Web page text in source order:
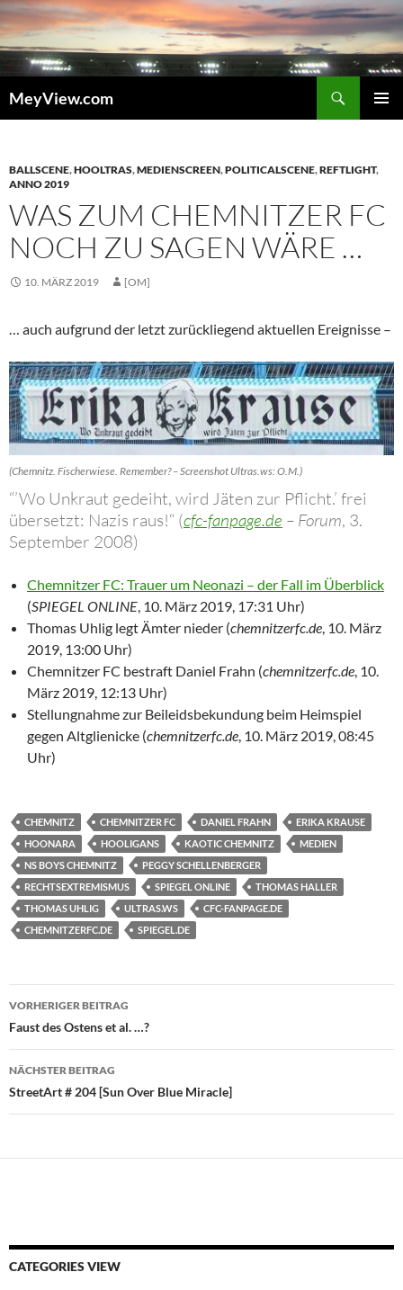
Zum
Inhalt
springen
MeyView.com
BALLSCENE,HOOLTRAS,MEDIENSCREEN,POLITICALSCENE,REFTLIGHT,
ANNO 2019
WAS ZUM CHEMNITZER FC
NOCH ZU SAGEN WÄRE …
10. MÄRZ 2019 [OM]
… auch aufgrund der letzt zurückliegend aktuellen Ereignisse –
(Chemnitz. Fischerwiese. Remember? – Screenshot Ultras.ws: O.M.)
“’Wo Unkraut gedeiht, wird Jäten zur Pflicht.’ frei
übersetzt: Nazis raus!“ (cfc-fanpage.de – Forum, 3.
September 2008)
Chemnitzer FC: Trauer um Neonazi – der Fall im Überblick
(SPIEGEL ONLINE, 10. März 2019, 17:31 Uhr)
Thomas Uhlig legt Ämter nieder (chemnitzerfc.de, 10. März
2019, 13:00 Uhr)
Chemnitzer FC bestraft Daniel Frahn (chemnitzerfc.de, 10.
März 2019, 12:13 Uhr)
Stellungnahme zur Beileidsbekundung beim Heimspiel
gegen Altglienicke (chemnitzerfc.de, 10. März 2019, 08:45
Uhr)
CHEMNITZ CHEMNITZER FC DANIEL FRAHN
ERIKA KRAUSE
HOONARA
HOOLIGANS KAOTIC CHEMNITZ
MEDIEN
NS BOYS CHEMNITZ
PEGGY SCHELLENBERGER
RECHTSEXTREMISMUS
SPIEGEL ONLINE
THOMAS HALLER
THOMAS UHLIG
ULTRAS.WS
CFC-FANPAGE.DE
CHEMNITZERFC.DE
SPIEGEL.DE
Beitragsnavigation
VORHERIGER BEITRAG
Faust des Ostens et al. …?
NÄCHSTER BEITRAG
StreetArt # 204 [Sun Over Blue Miracle]
CATEGORIES VIEW